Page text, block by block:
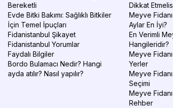
Bereketli
Evde Bitki Bakımı: Sağlıklı Bitkiler
İçin Temel İpuçları
Fidanistanbul Şikayet
Fidanistanbul Yorumlar
Faydalı Bilgiler
Bordo Bulamacı Nedir? Hangi
ayda atılır? Nasıl yapılır?
Dikkat
Meyve
Aylar En İyi?
En Verimli
Hangileridir?
Meyve
Yerler
Meyve
Seçimi
Meyve Fidanı
Rehber